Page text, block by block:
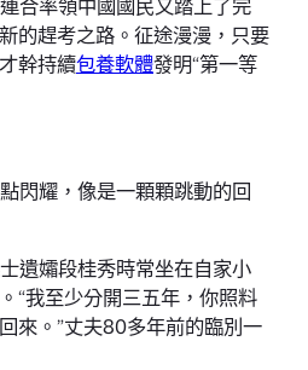
的趕考之路。征途漫漫，只要
幹持續包養軟體發明“第一等
閃耀，像是一顆顆跳動的回
遺孀段桂秀時常坐在自家小
“我至少分開三五年，你照料
來。”丈夫80多年前的臨別一